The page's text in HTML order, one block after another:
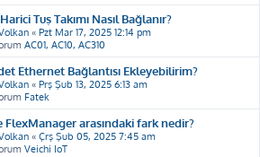
Tuş Takımı Nasıl Bağlanır?
« Pzt Mar 17, 2025 12:14 pm
AC01, AC10, AC310
Ethernet Bağlantısı Ekleyebilirim?
« Prş Şub 13, 2025 6:13 am
Fatek
FlexManager arasındaki fark nedir?
« Çrş Şub 05, 2025 7:45 am
Veichi IoT